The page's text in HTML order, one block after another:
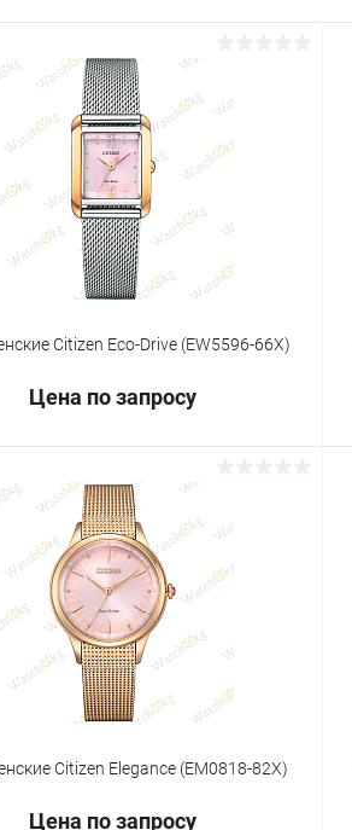
Citizen Eco-Drive (EW5596-66X)
Цена по запросу
Запросить цену
1 клик Сравнение
Под заказ
Citizen Elegance (EM0818-82X)
Цена по запросу